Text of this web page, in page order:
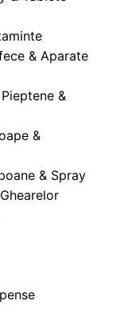
& Aparate
&
&
& Spray